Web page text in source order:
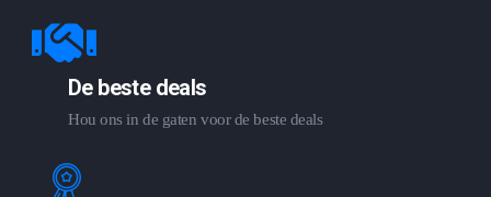
De beste deals
Hou ons in de gaten voor de beste deals